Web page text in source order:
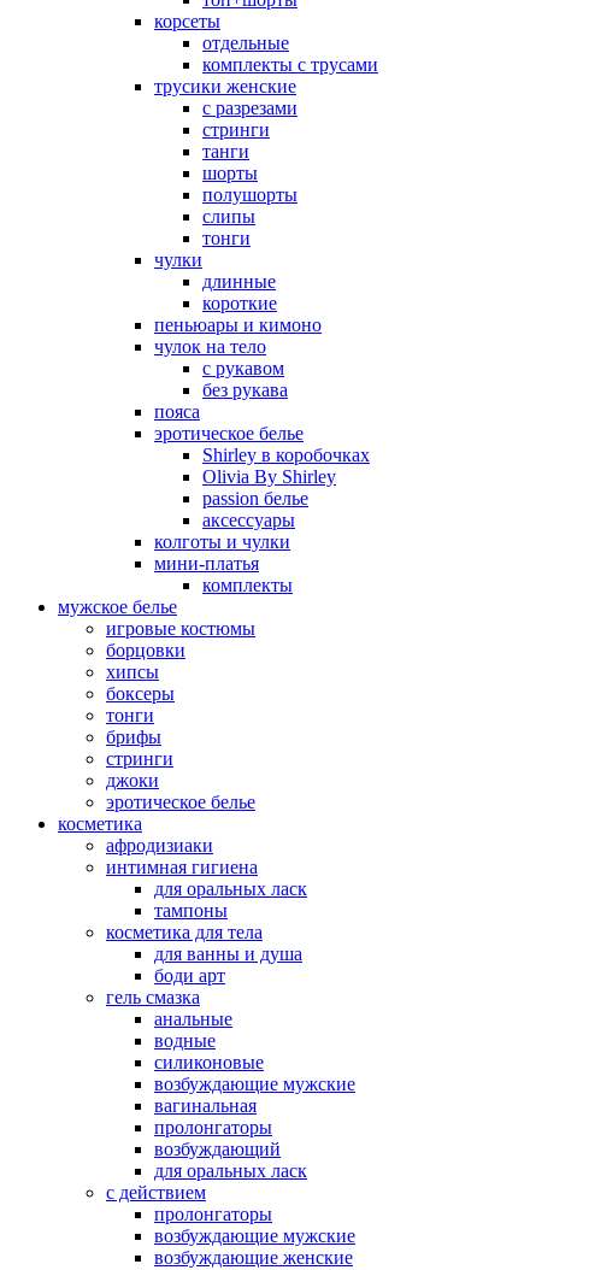
корсеты
отдельные
комплекты с трусами
трусики женские
с разрезами
стринги
танги
шорты
полушорты
слипы
тонги
чулки
длинные
короткие
пеньюары и кимоно
чулок на тело
с рукавом
без рукава
пояса
эротическое белье
Shirley в коробочках
Olivia By Shirley
passion белье
аксессуары
колготы и чулки
мини-платья
комплекты
мужское белье
игровые костюмы
борцовки
хипсы
боксеры
тонги
брифы
стринги
джоки
эротическое белье
косметика
афродизиаки
интимная гигиена
для оральных ласк
тампоны
косметика для тела
для ванны и душа
боди арт
гель смазка
анальные
водные
силиконовые
возбуждающие мужские
вагинальная
пролонгаторы
возбуждающий
для оральных ласк
с действием
пролонгаторы
возбуждающие мужские
возбуждающие женские